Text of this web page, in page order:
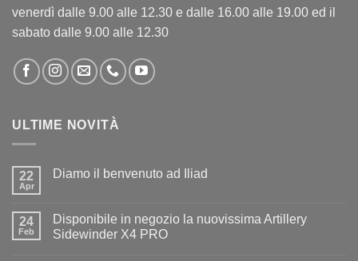
venerdì dalle 9.00 alle 12.30 e dalle 16.00 alle 19.00 ed il
sabato dalle 9.00 alle 12.30
ULTIME NOVITÀ
22
Apr
Diamo il benvenuto ad Iliad
Diamo
il
benvenuto
24
Feb
Disponibile in negozio la nuovissima Artillery
Sidewinder X4 PRO